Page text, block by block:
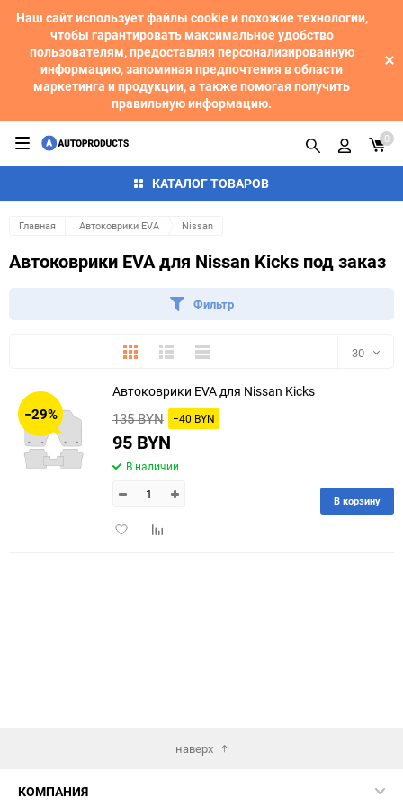
Наш сайт использует файлы cookie и похожие технологии,
чтобы гарантировать максимальное удобство
пользователям, предоставляя персонализированную
информацию, запоминая предпочтения в области
маркетинга и продукции, а также помогая получить
правильную информацию.
КАТАЛОГ ТОВАРОВ
0
Главная Автоковрики EVA Nissan
Автоковрики EVA для Nissan Kicks под заказ
Фильтр
ПлиткаПодробноКомпактно 30
150
−29%
Автоковрики EVA для Nissan Kicks
135 BYN −40 BYN
95 BYN
В наличии
ДобавитьДобавить
В корзину
наверх
КОМПАНИЯ